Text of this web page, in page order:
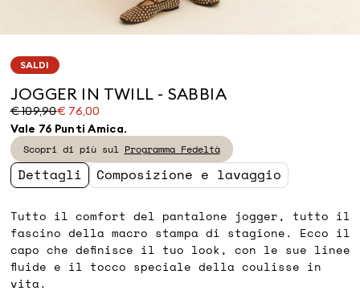
SALDI
JOGGER IN TWILL - SABBIA
€ 109,90€ 76,00
Prezzo
originale
€
109,90
Prezzo
corrente
€
76,00
Vale 76 Punti Amica.
Scopri di più sul Programma Fedeltà
Dettagli Composizione e lavaggio
Tutto il comfort del pantalone jogger, tutto il
fascino della macro stampa di stagione. Ecco il
capo che definisce il tuo look, con le sue linee
fluide e il tocco speciale della coulisse in
vita.